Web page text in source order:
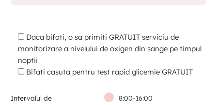
Daca bifati, o sa primiti GRATUIT serviciu de
monitorizare a nivelului de oxigen din sange pe timpul
noptii
Bifati casuta pentru test rapid glicemie GRATUIT
Intervalul de
8:00-16:00